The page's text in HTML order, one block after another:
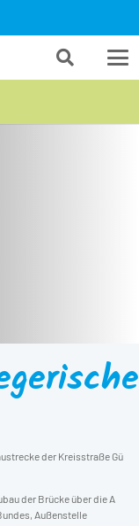
der Kreisstraße Gü
der Brücke über die A
Außenstelle